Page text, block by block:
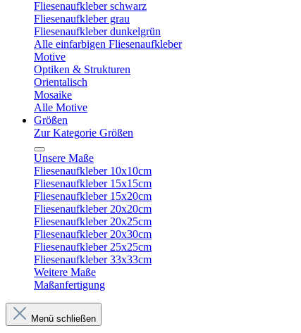
Fliesenaufkleber schwarz
Fliesenaufkleber grau
Fliesenaufkleber dunkelgrün
Alle einfarbigen Fliesenaufkleber
Motive
Optiken & Strukturen
Orientalisch
Mosaike
Alle Motive
Größen
Zur Kategorie Größen
Unsere Maße
Fliesenaufkleber 10x10cm
Fliesenaufkleber 15x15cm
Fliesenaufkleber 15x20cm
Fliesenaufkleber 20x20cm
Fliesenaufkleber 20x25cm
Fliesenaufkleber 20x30cm
Fliesenaufkleber 25x25cm
Fliesenaufkleber 33x33cm
Weitere Maße
Maßanfertigung
Menü schließen